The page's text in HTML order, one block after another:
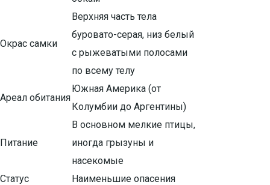
Окрас самки
Верхняя часть тела
буровато-серая, низ белый
с рыжеватыми полосами
по всему телу
Ареал обитания
Южная Америка (от
Колумбии до Аргентины)
Питание
В основном мелкие птицы,
иногда грызуны и
насекомые
Статус
Наименьшие опасения